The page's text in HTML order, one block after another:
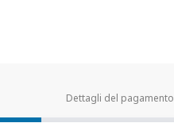
Dettagli del pagamento